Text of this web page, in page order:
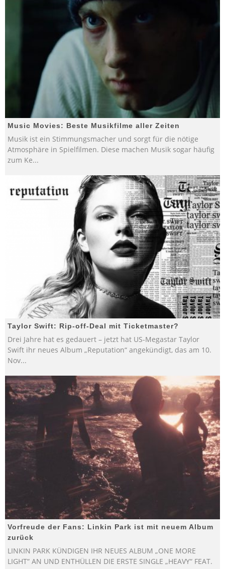
Music Movies: Beste Musikfilme aller Zeiten
Musik ist ein Stimmungsmacher und sorgt für die nötige
Atmosphäre in Spielfilmen. Diese machen Musik sogar häufig
zum Ke...
Taylor Swift: Rip-off-Deal mit Ticketmaster?
Drei Jahre hat es gedauert – jetzt hat US-Megastar Taylor
Swift ihr neues Album „Reputation“ angekündigt, das am 10.
Nov...
Vorfreude der Fans: Linkin Park ist mit neuem Album
zurück
LINKIN PARK KÜNDIGEN IHR NEUES ALBUM „ONE MORE
LIGHT“ AN UND ENTHÜLLEN DIE ERSTE SINGLE „HEAVY“ FEAT.